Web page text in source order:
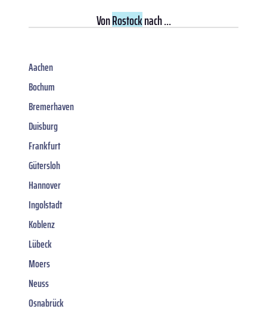
VonRostocknach ...
Aachen
Bochum
Bremerhaven
Duisburg
Frankfurt
Gütersloh
Hannover
Ingolstadt
Koblenz
Lübeck
Moers
Neuss
Osnabrück